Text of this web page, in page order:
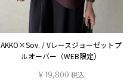
AKKO×Sov. / Vレースジョーゼットプ
ルオーバー（WEB限定）
¥ 19,800 税込